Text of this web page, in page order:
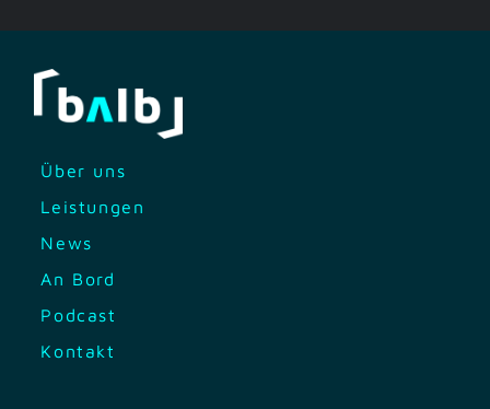
Über uns
Leistungen
News
An Bord
Podcast
Kontakt